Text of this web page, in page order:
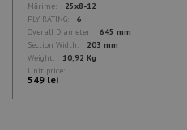
Mărime:
25x8-12
PLY RATING:
6
Overall Diameter:
645 mm
Section Width:
203 mm
Weight:
10,92 Kg
Unit price:
549 lei